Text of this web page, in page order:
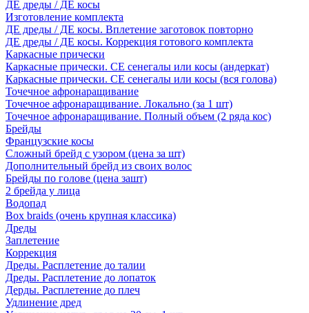
ДЕ дреды / ДЕ косы
Изготовление комплекта
ДЕ дреды / ДЕ косы. Вплетение заготовок повторно
ДЕ дреды / ДЕ косы. Коррекция готового комплекта
Каркасные прически
Каркасные прически. СЕ сенегалы или косы (андеркат)
Каркасные прически. СЕ сенегалы или косы (вся голова)
Точечное афронаращивание
Точечное афронаращивание. Локально (за 1 шт)
Точечное афронаращивание. Полный объем (2 ряда кос)
Брейды
Французские косы
Сложный брейд с узором (цена за шт)
Дополнительный брейд из своих волос
Брейды по голове (цена зашт)
2 брейда у лица
Водопад
Box braids (очень крупная классика)
Дреды
Заплетение
Коррекция
Дреды. Расплетение до талии
Дреды. Расплетение до лопаток
Дерды. Расплетение до плеч
Удлинение дред